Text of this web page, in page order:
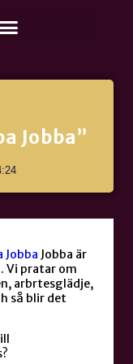
Jobba”
Jobba Jobba är
Vi pratar om
arbrtesglädje,
så blir det